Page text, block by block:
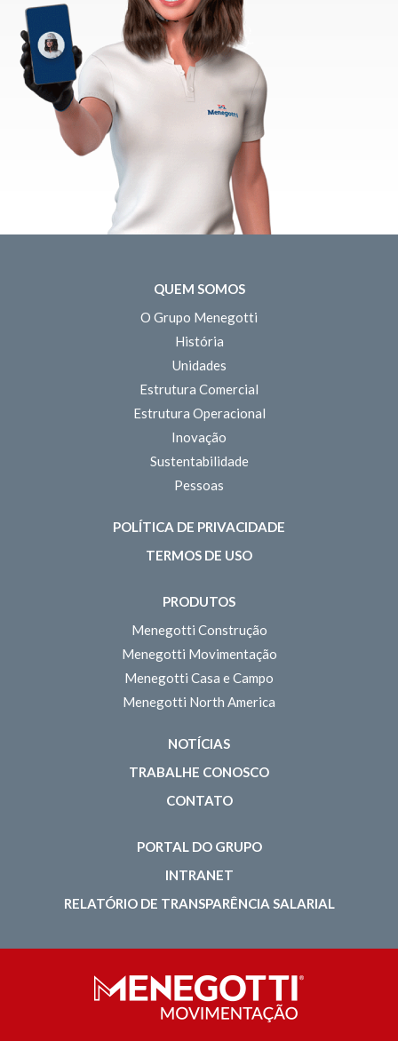
QUEM SOMOS
O Grupo Menegotti
História
Unidades
Estrutura Comercial
Estrutura Operacional
Inovação
Sustentabilidade
Pessoas
POLÍTICA DE PRIVACIDADE
TERMOS DE USO
PRODUTOS
Menegotti Construção
Menegotti Movimentação
Menegotti Casa e Campo
Menegotti North America
NOTÍCIAS
TRABALHE CONOSCO
CONTATO
PORTAL DO GRUPO
INTRANET
RELATÓRIO DE TRANSPARÊNCIA SALARIAL